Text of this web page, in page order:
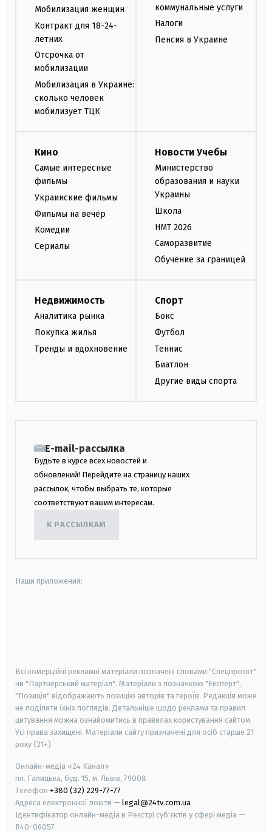
Мобилизация женщин
Контракт для 18-24-
летних
Отсрочка от
мобилизации
Мобилизация в Украине:
сколько человек
мобилизует ТЦК
коммунальные услуги
Налоги
Пенсия в Украине
Кино
Самые интересные
фильмы
Украинские фильмы
Фильмы на вечер
Комедии
Сериалы
Новости Учебы
Министерство
образования и науки
Украины
Школа
НМТ 2026
Саморазвитие
Обучение за границей
Недвижимость
Аналитика рынка
Покупка жилья
Тренды и вдохновение
Спорт
Бокс
Футбол
Теннис
Биатлон
Другие виды спорта
E-mail-рассылка
Будьте в курсе всех новостей и
обновлений! Перейдите на страницу наших
рассылок, чтобы выбрать те, которые
соответствуют вашим интересам.
К РАССЫЛКАМ
Наши приложения:
Всі комерційні рекламні матеріали позначені словами "Спецпроєкт"
чи "Партнерський матеріал". Матеріали з позначкою "Експерт",
"Позиція" відображають позицію авторів та героїв. Редакція може
не поділяти їхніх поглядів. Детальніше щодо реклами та правил
цитування можна ознайомитись в правилах користування сайтом.
Усі права захищені. Матеріали сайту призначені для осіб старше 21
року (21+)
Онлайн-медіа «24 Канал»
пл. Галицька, буд. 15, м. Львів, 79008
Телефон +380 (32) 229-77-77
Адреса електронної пошти — legal@24tv.com.ua
Ідентифікатор онлайн-медіа в Реєстрі суб'єктів у сфері медіа —
R40-06057